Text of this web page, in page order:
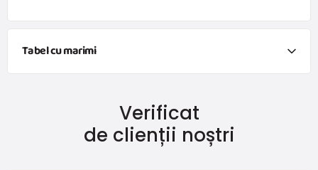
Tabel cu marimi
Înălțime (cm)
New Baby do 50 do 3,4
Verificat
de clienții noștri